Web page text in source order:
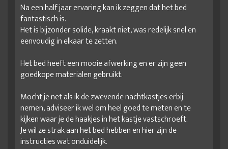
Na een half jaar ervaring kan ik zeggen dat het bed
fantastisch is.
Het is bijzonder solide, kraakt niet, was redelijk snel en
eenvoudig in elkaar te zetten.
Het bed heeft een mooie afwerking en er zijn geen
goedkope materialen gebruikt.
Mocht je net als ik de zwevende nachtkastjes erbij
nemen, adviseer ik wel om heel goed te meten en te
kijken waar je de haakjes in het kastje vastschroeft.
Je wil ze strak aan het bed hebben en hier zijn de
instructies wat onduidelijk.